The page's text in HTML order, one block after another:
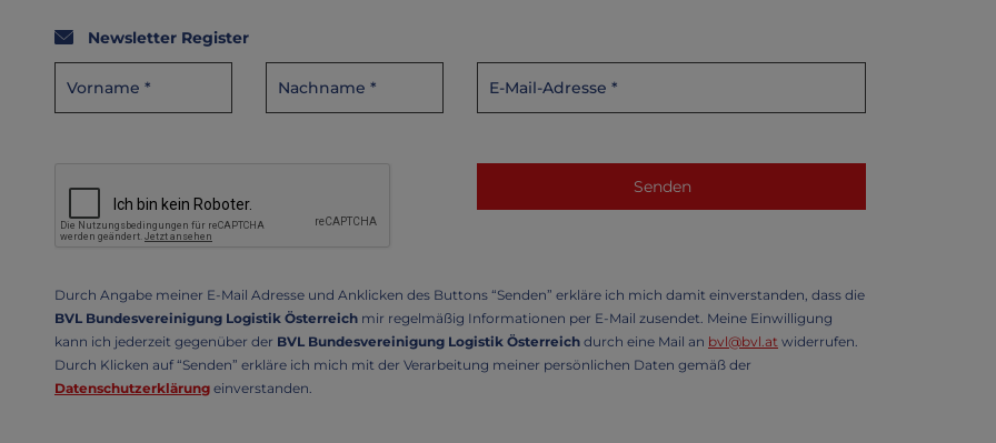
Newsletter Register
Durch Angabe meiner E-Mail Adresse und Anklicken des Buttons “Senden” erkläre ich mich damit einverstanden, dass die
BVL Bundesvereinigung Logistik Österreichmir regelmäßig Informationen per E-Mail zusendet. Meine Einwilligung
kann ich jederzeit gegenüber der BVL Bundesvereinigung Logistik Österreichdurch eine Mail an bvl@bvl.at widerrufen.
Durch Klicken auf “Senden” erkläre ich mich mit der Verarbeitung meiner persönlichen Daten gemäß der
Datenschutzerklärungeinverstanden.